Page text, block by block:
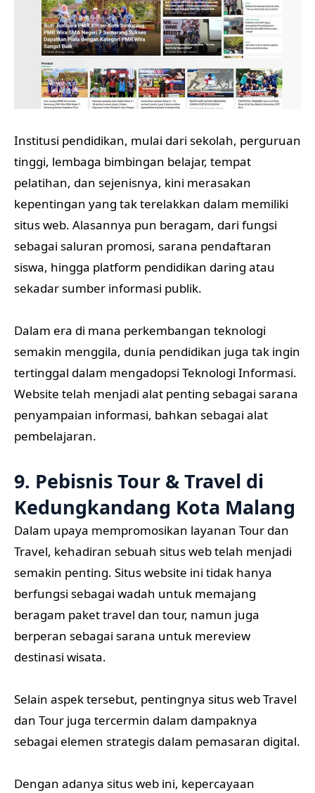
Institusi pendidikan, mulai dari sekolah, perguruan
tinggi, lembaga bimbingan belajar, tempat
pelatihan, dan sejenisnya, kini merasakan
kepentingan yang tak terelakkan dalam memiliki
situs web. Alasannya pun beragam, dari fungsi
sebagai saluran promosi, sarana pendaftaran
siswa, hingga platform pendidikan daring atau
sekadar sumber informasi publik.
Dalam era di mana perkembangan teknologi
semakin menggila, dunia pendidikan juga tak ingin
tertinggal dalam mengadopsi Teknologi Informasi.
Website telah menjadi alat penting sebagai sarana
penyampaian informasi, bahkan sebagai alat
pembelajaran.
9. Pebisnis Tour & Travel di
Kedungkandang Kota Malang
Dalam upaya mempromosikan layanan Tour dan
Travel, kehadiran sebuah situs web telah menjadi
semakin penting. Situs website ini tidak hanya
berfungsi sebagai wadah untuk memajang
beragam paket travel dan tour, namun juga
berperan sebagai sarana untuk mereview
destinasi wisata.
Selain aspek tersebut, pentingnya situs web Travel
dan Tour juga tercermin dalam dampaknya
sebagai elemen strategis dalam pemasaran digital.
Dengan adanya situs web ini, kepercayaan